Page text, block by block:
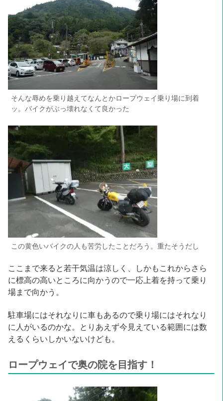
そんな辱めを乗り越えてなんとかロープウェイ乗り場に到着
ッ。バイクがぶっ壊れなくて良かった
この黄色いバイクの人も苦労したことだろう。重たそうだし
ここまで来ると若干気温は涼しく、しかもこれからさら
に標高の高いところに向かうので一応上着を持って乗り
場まで向かう。
駐車場にはそれなりに車もあるので乗り場にはそれなり
に人がいるのかな。とりあえず今見えている範囲には数
えるくらいしかいないけども。
ロープウェイで奥の院を目指す！